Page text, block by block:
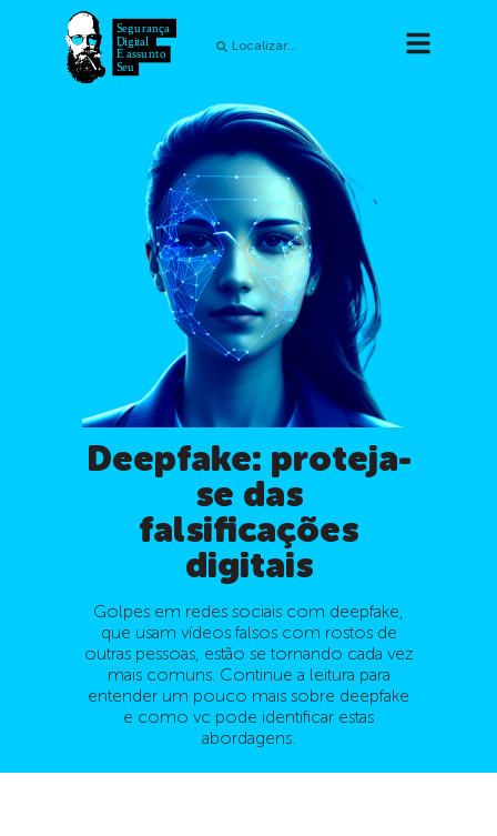
Deepfake: proteja-
se das
falsificações
digitais
Golpes em redes sociais com deepfake,
que usam vídeos falsos com rostos de
outras pessoas, estão se tornando cada vez
mais comuns. Continue a leitura para
entender um pouco mais sobre deepfake
e como vc pode identificar estas
abordagens.